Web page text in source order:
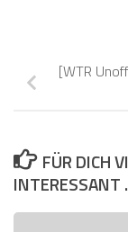
[WTR
FÜR DICH
INTERESSANT